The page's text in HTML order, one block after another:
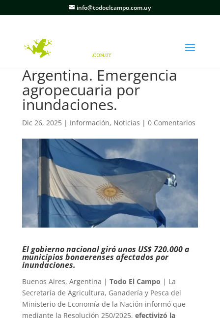
info@todoelcampo.com.uy
Argentina. Emergencia
agropecuaria por
inundaciones.
Dic 26, 2025| Información, Noticias | 0 Comentarios
El gobierno nacional giró unos US$ 720.000 a
municipios bonaerenses afectados por
inundaciones.
Buenos Aires, Argentina | Todo El Campo | La
Secretaría de Agricultura, Ganadería y Pesca del
Ministerio de Economía de la Nación informó que
mediante la Resolución 250/2025, efectivizó la